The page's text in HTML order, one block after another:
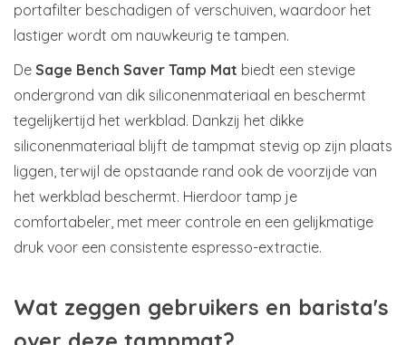
portafilter beschadigen of verschuiven, waardoor het
lastiger wordt om nauwkeurig te tampen.
De Sage Bench Saver Tamp Mat biedt een stevige
ondergrond van dik siliconenmateriaal en beschermt
tegelijkertijd het werkblad. Dankzij het dikke
siliconenmateriaal blijft de tampmat stevig op zijn plaats
liggen, terwijl de opstaande rand ook de voorzijde van
het werkblad beschermt. Hierdoor tamp je
comfortabeler, met meer controle en een gelijkmatige
druk voor een consistente espresso-extractie.
Wat zeggen gebruikers en barista's